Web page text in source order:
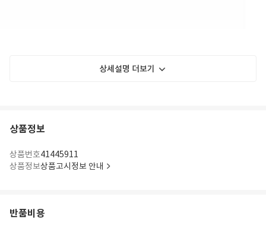
상세설명 더보기
상품정보
상품번호41445911
상품정보상품고시정보 안내
반품비용